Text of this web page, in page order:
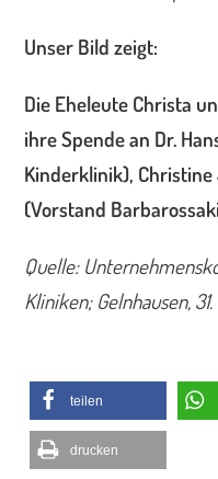
Unser Bild zeigt:
Die Eheleute Christa
ihre Spende an Dr.
Kinderklinik),
(Vorstand
Quelle:
Kliniken; Gelnhausen,
teilen
drucken